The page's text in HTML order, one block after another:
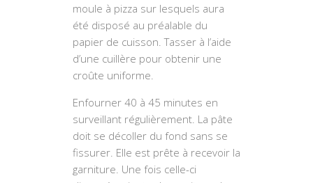
moule à pizza sur lesquels aura
été disposé au préalable du
papier de cuisson. Tasser à l’aide
d’une cuillère pour obtenir une
croûte uniforme.
Enfourner 40 à 45 minutes en
surveillant régulièrement. La pâte
doit se décoller du fond sans se
fissurer. Elle est prête à recevoir la
garniture. Une fois celle-ci